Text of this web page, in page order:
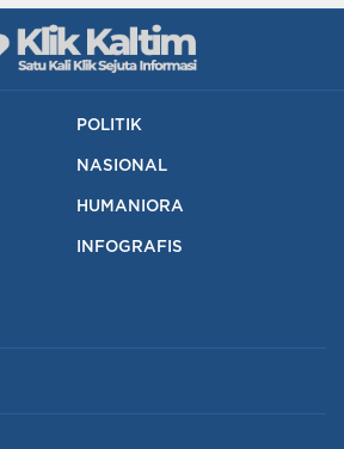
POLITIK
NASIONAL
HUMANIORA
INFOGRAFIS